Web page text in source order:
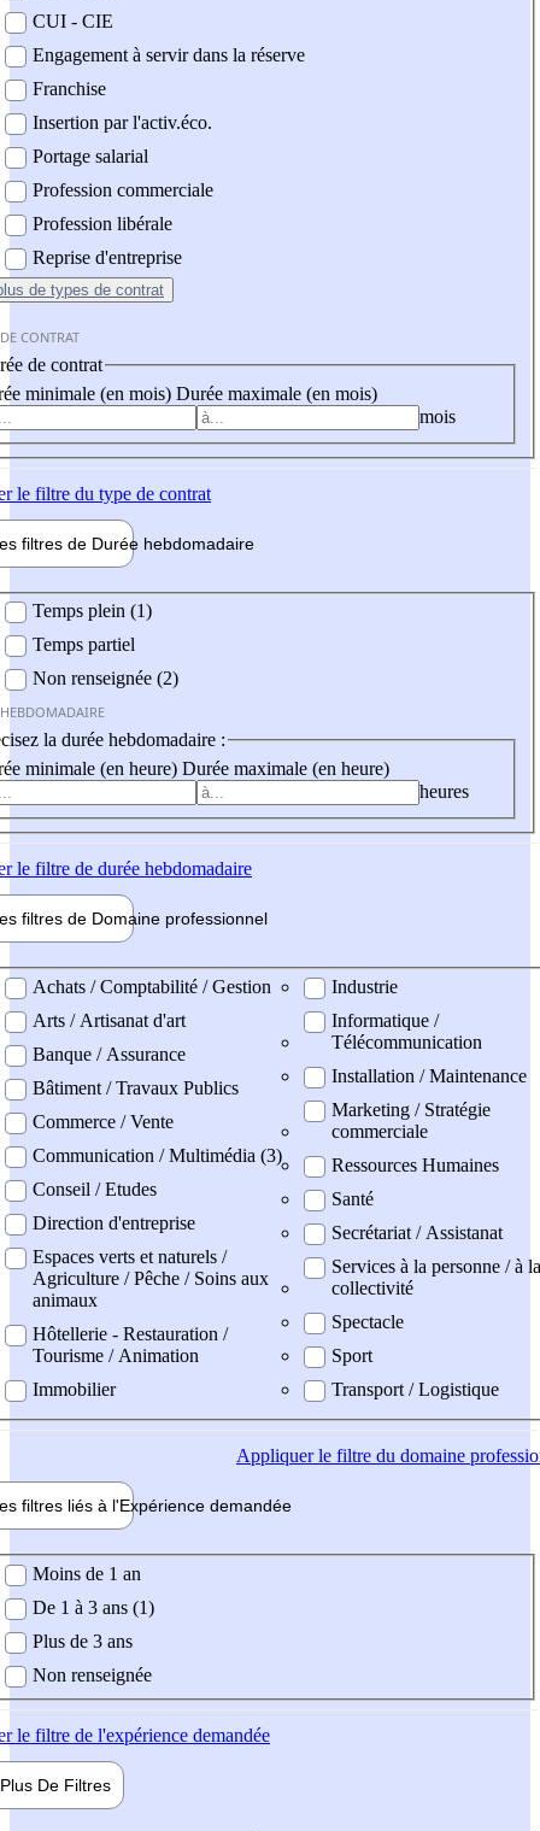
CUI - CIE
Engagement à servir dans la réserve
Franchise
Insertion par l'activ.éco.
Portage salarial
Profession commerciale
Profession libérale
Reprise d'entreprise
de types de contrat
CONTRAT
de contrat
minimale (en mois) Durée maximale (en mois)
mois
le filtre du type de contrat
filtres de Durée hebdomadaire
Temps plein (1)
Temps partiel
Non renseignée (2)
la durée hebdomadaire :
minimale (en heure) Durée maximale (en heure)
heures
le filtre de durée hebdomadaire
filtres de Domaine professionnel
professionel
Achats / Comptabilité / Gestion
Arts / Artisanat d'art
Banque / Assurance
Bâtiment / Travaux Publics
Commerce / Vente
Communication / Multimédia (3)
Conseil / Etudes
Direction d'entreprise
Espaces verts et naturels /
Agriculture / Pêche / Soins aux
animaux
Hôtellerie - Restauration /
Tourisme / Animation
Immobilier
Industrie
Informatique /
Télécommunication
Installation / Maintenance
Marketing / Stratégie
commerciale
Ressources Humaines
Santé
Secrétariat / Assistanat
Services à la personne / à la
collectivité
Spectacle
Sport
Transport / Logistique
Appliquerle filtre du domaine
filtres liés à l'Expérience demandée
demandée
Moins de 1 an
De 1 à 3 ans (1)
Plus de 3 ans
Non renseignée
le filtre de l'expérience demandée
Plus De Filtres